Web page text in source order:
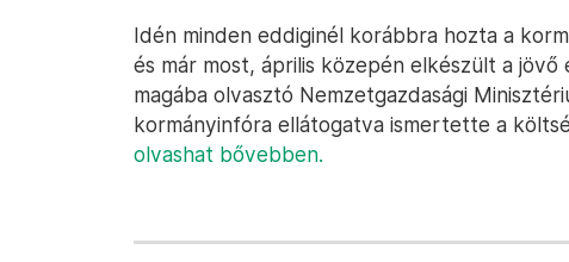
Idén minden eddiginél korábbra hozta a
és már most, április közepén elkészült a
magába olvasztó Nemzetgazdasági
kormányinfóra ellátogatva ismertette a
olvashat bővebben.